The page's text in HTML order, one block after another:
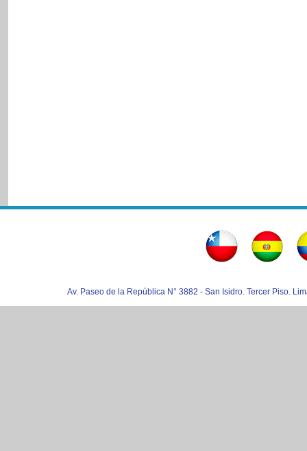
Av. Paseo de la República N° 3882 - San Isidro. Tercer Piso.